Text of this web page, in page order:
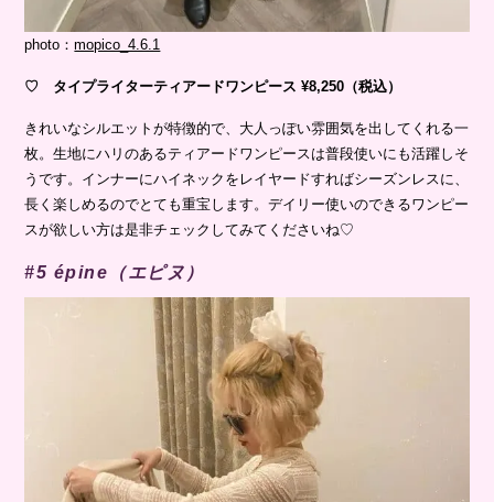
photo：mopico_4.6.1
♡ タイプライターティアードワンピース ¥8,250（税込）
きれいなシルエットが特徴的で、大人っぽい雰囲気を出してくれる一
枚。生地にハリのあるティアードワンピースは普段使いにも活躍しそ
うです。インナーにハイネックをレイヤードすればシーズンレスに、
長く楽しめるのでとても重宝します。デイリー使いのできるワンピー
スが欲しい方は是非チェックしてみてくださいね♡
#5 épine（エピヌ）